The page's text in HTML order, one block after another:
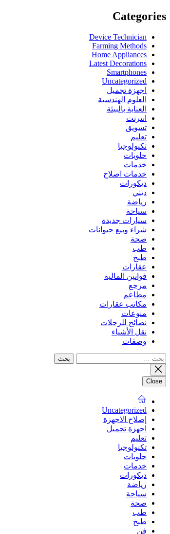
Categories
Device Technician
Farming Methods
Home Appliances
Latest Decorations
Smartphones
Uncategorized
اجهزة تجميل
العلوم الهندسية
العناية بالبيئة
انترنت
تسويق
تعليم
تكنولوجيا
حلويات
خدمات
خدمات اصلاح
ديكورات
ديني
رياضة
سياحة
سيارات جديدة
شراء وبيع حيوانات
صحة
طب
طبخ
عقارات
قوانين المالية
مرجع
مطاعم
مكاتب عقارات
منوعات
نصائح للرحلات
نقل الأشياء
وصفات
البحث
عن:
Close
Uncategorized
إصلاح الاجهزة
اجهزة تجميل
تعليم
تكنولوجيا
حلويات
خدمات
ديكورات
رياضة
سياحة
صحة
طب
طبخ
فن